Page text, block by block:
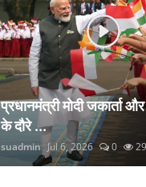
प्रधानमंत्री मोदी जकार्ता
के दौरे ...
suadmin Jul 6, 2026 0 29